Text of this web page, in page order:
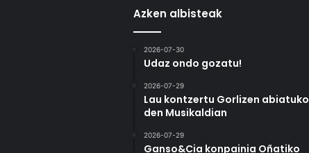
Azken albisteak
2026-07-30
Udaz ondo gozatu!
2026-07-29
Lau kontzertu Gorlizen abiatuko
den Musikaldian
2026-07-29
Ganso&Cia konpainia Oñatiko